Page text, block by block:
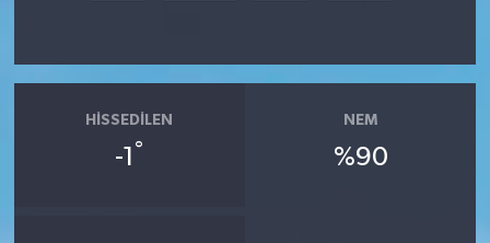
HISSEDILEN
-1 °
NEM
%90